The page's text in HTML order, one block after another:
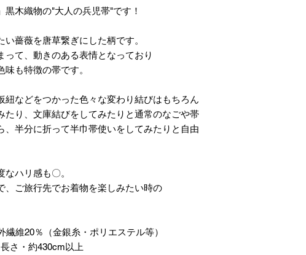
木織物の"大人の兵児帯"です！
薔薇を唐草繋ぎにした柄です。
って、動きのある表情となっており
も特徴の帯です。
紐などをつかった色々な変わり結びはもちろん
たり、文庫結びをしてみたりと通常のなごや帯
、半分に折って半巾帯使いをしてみたりと自由
ハリ感も〇。
、ご旅行先でお着物を楽しみたい時の
20％（金銀糸・ポリエステル等）
さ・約430cm以上